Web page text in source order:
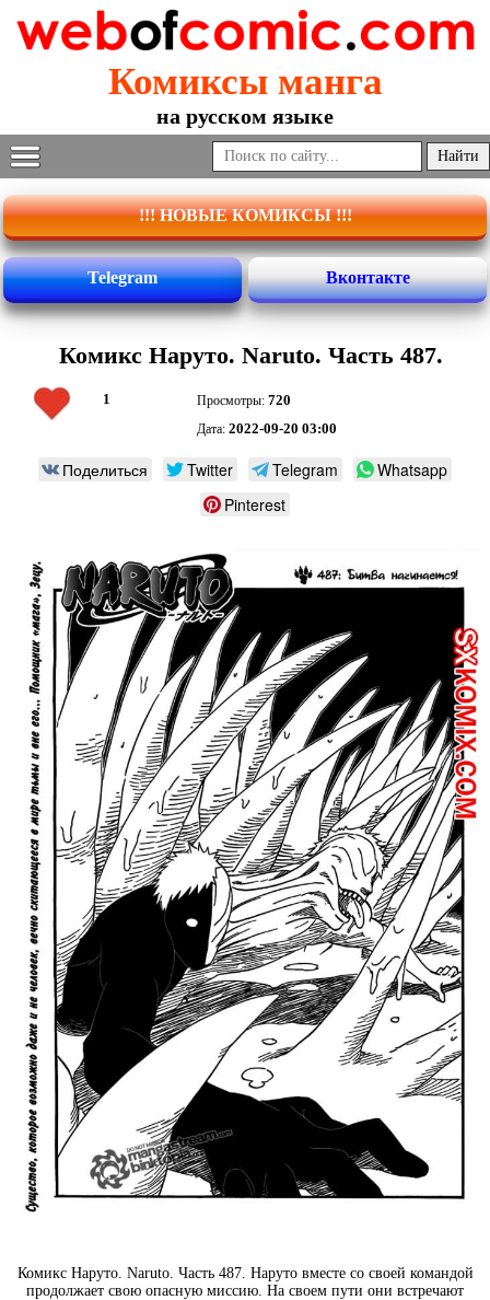
Комиксы манга
на русском языке
!!! НОВЫЕ КОМИКСЫ !!!
Telegram Вконтакте
Комикс Наруто. Naruto. Часть 487.
1 Просмотры: 720
Дата: 2022-09-20 03:00
Поделиться Twitter Telegram
Whatsapp
Pinterest
Комикс Наруто. Naruto. Часть 487. Наруто вместе со своей командой
продолжает свою опасную миссию. На своем пути они встречают